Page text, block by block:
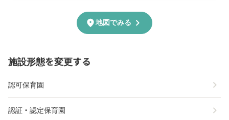
location_on地図でみる chevron_right
施設形態を変更する
認可保育園 chevron_right
認証・認定保育園 chevron_right